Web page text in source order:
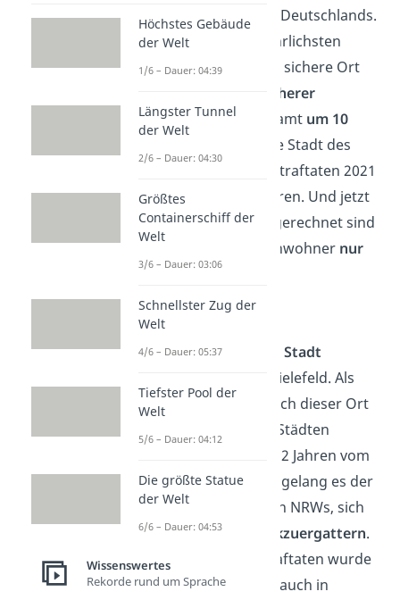
als sicherste Stadt Deutschlands.
Wie viele der gefährlichsten
Städte ist auch der sichere Ort
noch sicherer
geworden: Insgesamt um 10
konnte die Stadt des
Oktoberfests die Straftaten 2021
auf 80.273 reduzieren. Und jetzt
halt dich fest: Umgerechnet sind
das auf 100.000 Einwohner nur
5.394 Verstöße
Bielefeld
Diezweitsicherste Stadt
Deutschlands ist Bielefeld. Als
Vizesieger zählt auch dieser Ort
zu den sichersten Städten
Deutschlands. Vor 2 Jahren vom
2. Platz verstoßen, gelang es der
Stadt im Nordosten NRWs, sich
den2. Platz zurückzuergattern.
Die Anzahl der Straftaten wurde
von 2020 auf 2021 auch in
Höchstes Gebäude
der Welt
1/6 – Dauer: 04:39
Längster Tunnel
der Welt
2/6 – Dauer: 04:30
Größtes
Containerschiff der
Welt
3/6 – Dauer: 03:06
Schnellster Zug der
Welt
4/6 – Dauer: 05:37
Tiefster Pool der
Welt
5/6 – Dauer: 04:12
Die größte Statue
der Welt
6/6 – Dauer: 04:53
Wissenswertes
Rekorde rund um Sprache